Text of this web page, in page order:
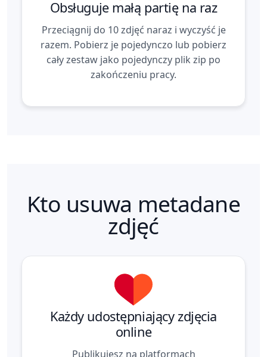
Obsługuje małą partię na raz
Przeciągnij do 10 zdjęć naraz i wyczyść je
razem. Pobierz je pojedynczo lub pobierz
cały zestaw jako pojedynczy plik zip po
zakończeniu pracy.
Kto usuwa metadane
zdjęć
Każdy udostępniający zdjęcia
online
Publikujesz na platformach